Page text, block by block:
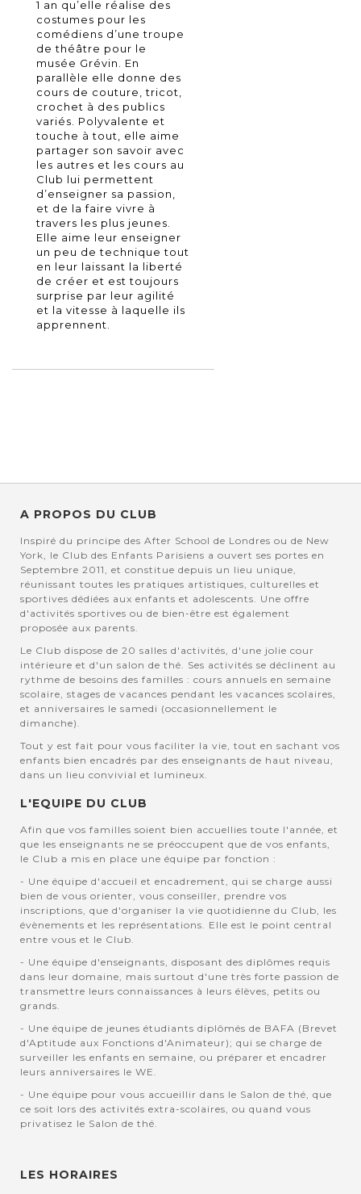
1 an qu’elle réalise des
costumes pour les
comédiens d’une troupe
de théâtre pour le
musée Grévin. En
parallèle elle donne des
cours de couture, tricot,
crochet à des publics
variés. Polyvalente et
touche à tout, elle aime
partager son savoir avec
les autres et les cours au
Club lui permettent
d’enseigner sa passion,
et de la faire vivre à
travers les plus jeunes.
Elle aime leur enseigner
un peu de technique tout
en leur laissant la liberté
de créer et est toujours
surprise par leur agilité
et la vitesse à laquelle ils
apprennent.
A PROPOS DU CLUB
Inspiré du principe des After School de Londres ou de New
York, le Club des Enfants Parisiens a ouvert ses portes en
Septembre 2011, et constitue depuis un lieu unique,
réunissant toutes les pratiques artistiques, culturelles et
sportives dédiées aux enfants et adolescents. Une offre
d'activités sportives ou de bien-être est également
proposée aux parents.
Le Club dispose de 20 salles d'activités, d'une jolie cour
intérieure et d'un salon de thé. Ses activités se déclinent au
rythme de besoins des familles : cours annuels en semaine
scolaire, stages de vacances pendant les vacances scolaires,
et anniversaires le samedi (occasionnellement le
dimanche).
Tout y est fait pour vous faciliter la vie, tout en sachant vos
enfants bien encadrés par des enseignants de haut niveau,
dans un lieu convivial et lumineux.
L'EQUIPE DU CLUB
Afin que vos familles soient bien accuellies toute l'année, et
que les enseignants ne se préoccupent que de vos enfants,
le Club a mis en place une équipe par fonction :
- Une équipe d'accueil et encadrement, qui se charge aussi
bien de vous orienter, vous conseiller, prendre vos
inscriptions, que d'organiser la vie quotidienne du Club, les
évènements et les représentations. Elle est le point central
entre vous et le Club.
- Une équipe d'enseignants, disposant des diplômes requis
dans leur domaine, mais surtout d'une très forte passion de
transmettre leurs connaissances à leurs élèves, petits ou
grands.
- Une équipe de jeunes étudiants diplômés de BAFA (Brevet
d'Aptitude aux Fonctions d'Animateur); qui se charge de
surveiller les enfants en semaine, ou préparer et encadrer
leurs anniversaires le WE.
- Une équipe pour vous accueillir dans le Salon de thé, que
ce soit lors des activités extra-scolaires, ou quand vous
privatisez le Salon de thé.
LES HORAIRES